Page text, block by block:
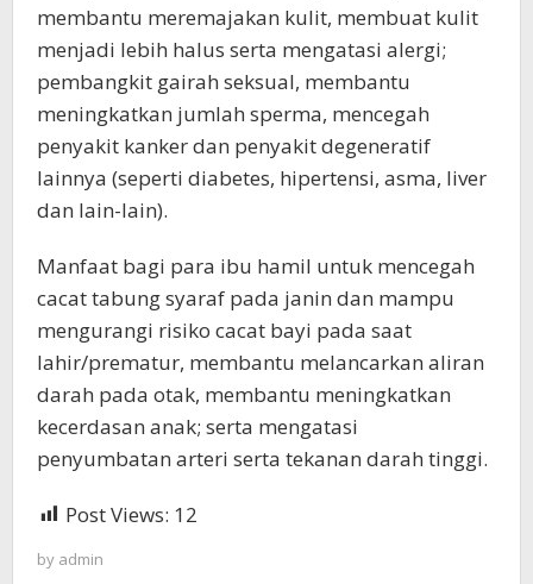
membantu meremajakan kulit, membuat kulit
menjadi lebih halus serta mengatasi alergi;
pembangkit gairah seksual, membantu
meningkatkan jumlah sperma, mencegah
penyakit kanker dan penyakit degeneratif
lainnya (seperti diabetes, hipertensi, asma, liver
dan lain-lain).
Manfaat bagi para ibu hamil untuk mencegah
cacat tabung syaraf pada janin dan mampu
mengurangi risiko cacat bayi pada saat
lahir/prematur, membantu melancarkan aliran
darah pada otak, membantu meningkatkan
kecerdasan anak; serta mengatasi
penyumbatan arteri serta tekanan darah tinggi.
Post Views: 12
by admin